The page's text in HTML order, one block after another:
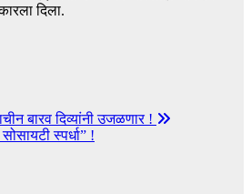
दिला.
बारव दिव्यांनी उजळणार !
स्पर्धा” !